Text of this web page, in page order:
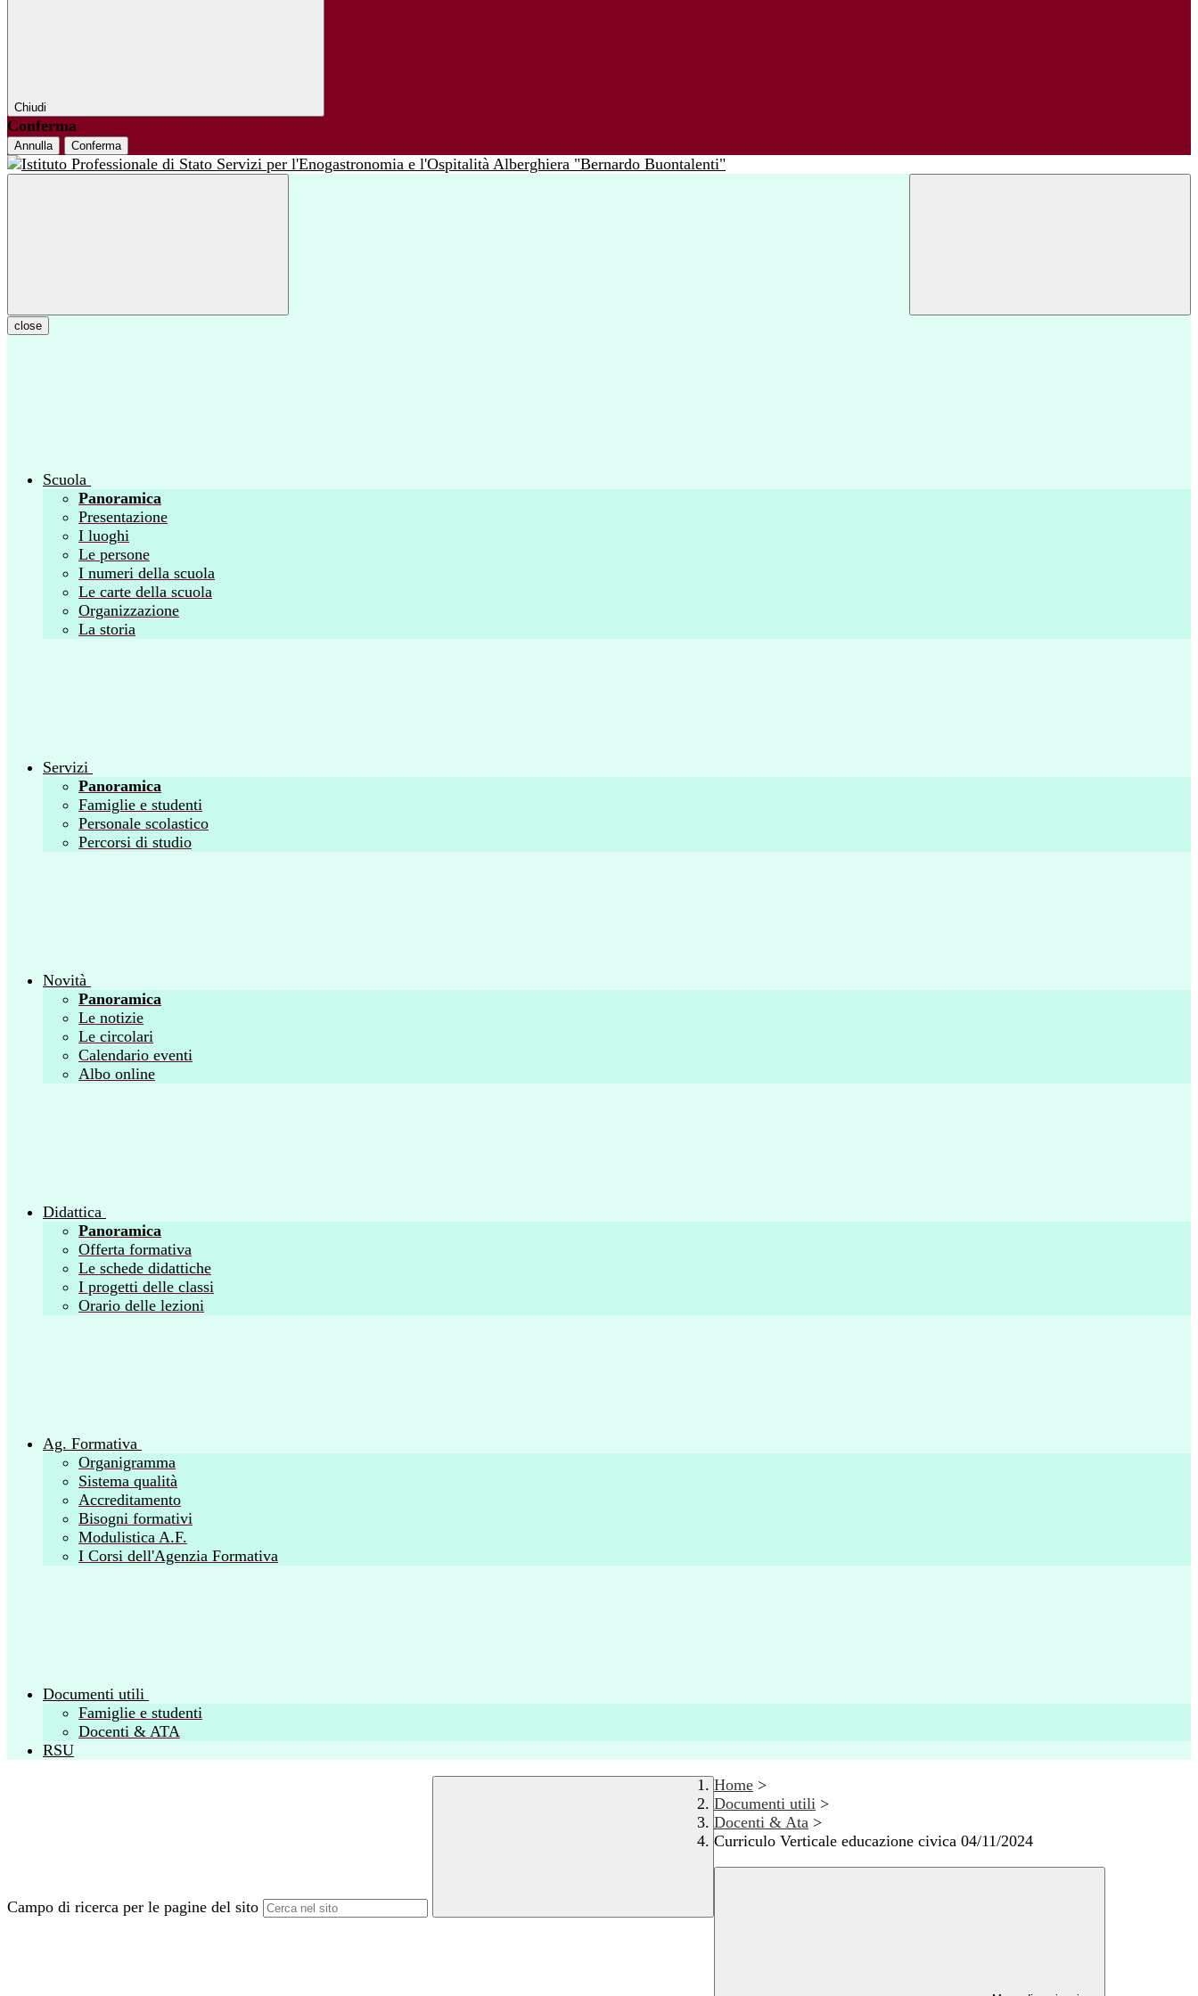
Chiudi
Conferma
Annulla Conferma
close
Scuola
Panoramica
Presentazione
I luoghi
Le persone
I numeri della scuola
Le carte della scuola
Organizzazione
La storia
Servizi
Panoramica
Famiglie e studenti
Personale scolastico
Percorsi di studio
Novità
Panoramica
Le notizie
Le circolari
Calendario eventi
Albo online
Didattica
Panoramica
Offerta formativa
Le schede didattiche
I progetti delle classi
Orario delle lezioni
Ag. Formativa
Organigramma
Sistema qualità
Accreditamento
Bisogni formativi
Modulistica A.F.
I Corsi dell'Agenzia Formativa
Documenti utili
Famiglie e studenti
Docenti & ATA
RSU
Campo di ricerca per le pagine del sito
Home >
Documenti utili >
Docenti & Ata >
Curriculo Verticale educazione civica 04/11/2024